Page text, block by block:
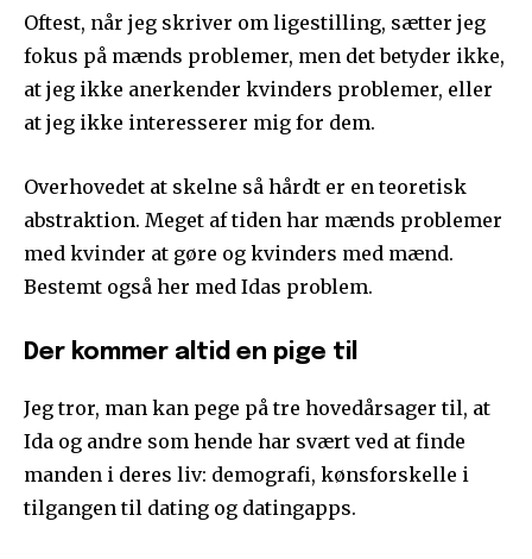
Oftest, når jeg skriver om ligestilling, sætter jeg
fokus på mænds problemer, men det betyder ikke,
at jeg ikke anerkender kvinders problemer, eller
at jeg ikke interesserer mig for dem.
Overhovedet at skelne så hårdt er en teoretisk
abstraktion. Meget af tiden har mænds problemer
med kvinder at gøre og kvinders med mænd.
Bestemt også her med Idas problem.
Der kommer altid en pige til
Jeg tror, man kan pege på tre hovedårsager til, at
Ida og andre som hende har svært ved at finde
manden i deres liv: demografi, kønsforskelle i
tilgangen til dating og datingapps.